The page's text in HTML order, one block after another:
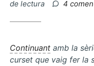
de lectura
4
Continuant amb la
curset que vaig fer la